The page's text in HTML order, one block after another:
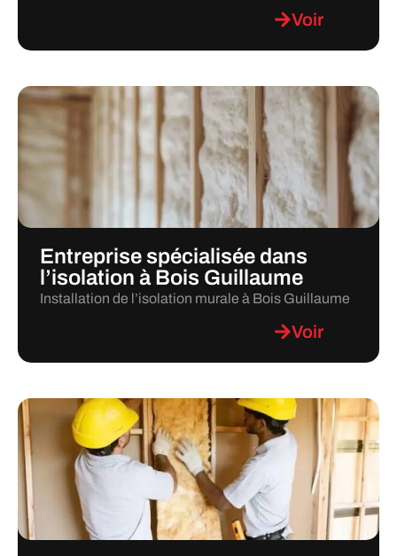
Voir
Entreprise spécialisée dans
l’isolation à Bois Guillaume
Installation de l’isolation murale à Bois Guillaume
Voir